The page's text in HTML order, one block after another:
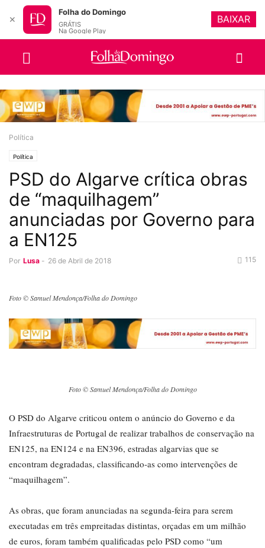
Política
Política
PSD do Algarve crítica obras
de “maquilhagem”
anunciadas por Governo para
a EN125
Por Lusa - 26 de Abril de 2018 115
Foto © Samuel Mendonça/Folha do Domingo
Foto © Samuel Mendonça/Folha do Domingo
O PSD do Algarve criticou ontem o anúncio do Governo e da
Infraestruturas de Portugal de realizar trabalhos de conservação na
EN125, na EN124 e na EN396, estradas algarvias que se
encontram degradadas, classificando-as como intervenções de
“maquilhagem”.
As obras, que foram anunciadas na segunda-feira para serem
executadas em três empreitadas distintas, orçadas em um milhão
de euros, foram também qualificadas pelo PSD como “um
✕
Folha do Domingo
GRÁTIS
Na Google Play
BAIXAR